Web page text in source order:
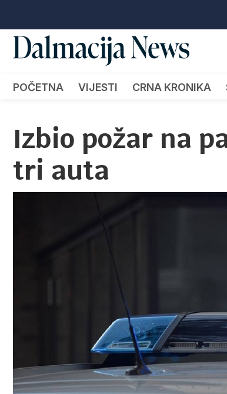
POČETNA VIJESTI CRNA KRONIKA
Izbio požar na
tri auta